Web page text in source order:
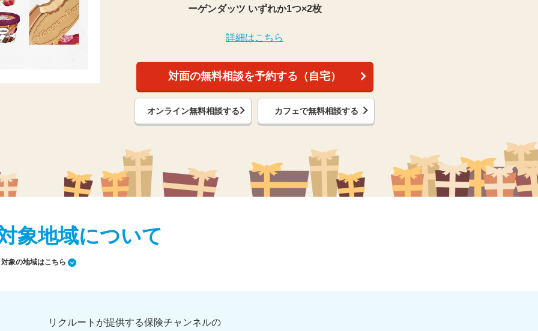
ーゲンダッツ いずれか1つ×2枚
詳細はこちら
対面の無料相談を予約する（自宅）
オンライン無料相談する カフェで無料相談する
象地域について
対象の地域はこちら
リクルートが提供する保険チャンネルの